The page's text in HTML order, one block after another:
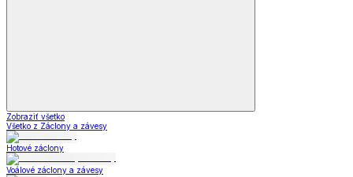
Zobraziť všetko
Všetko z Záclony a závesy
Hotové záclony
Voálové záclony a závesy